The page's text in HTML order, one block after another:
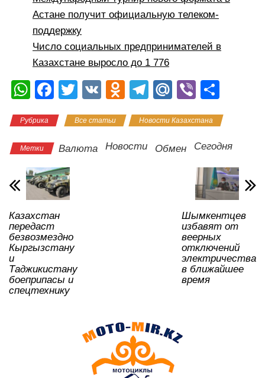
Астане получит официальную телеком-
поддержку
Число социальных предпринимателей в
Казахстане выросло до 1 776
W
at
s
A
p
p
F
c
e
b
o
o
k
T
tt
er
V
O
n
o
T
e
gr
M
.R
u
Vi
er р
а
в
и
ть
Рубрика Все статьи Новости Казахстана
Метки Валюта Новости Обмен Сегодня
Казахстан
передаст
безвозмездно
Кыргызстану
и
Таджикистану
боеприпасы и
спецтехнику
Шымкентцев
избавят от
веерных
отключений
электричества
в ближайшее
время